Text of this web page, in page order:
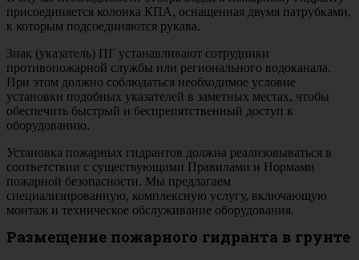
присоединяется колонка КПА, оснащенная двумя патрубками,
к которым подсоединяются рукава.
Знак (указатель) ПГ устанавливают сотрудники
противопожарной службы или регионального водоканала.
При этом должно соблюдаться необходимое условие
установки подобных указателей в заметных местах, чтобы
обеспечить быстрый и беспрепятственный доступ к
оборудованию.
Установка пожарных гидрантов должна реализовываться в
соответствии с существующими Правилами и Нормами
пожарной безопасности. Мы предлагаем
специализированную, комплексную услугу, включающую
монтаж и техническое обслуживание оборудования.
Размещение пожарного гидранта в грунте